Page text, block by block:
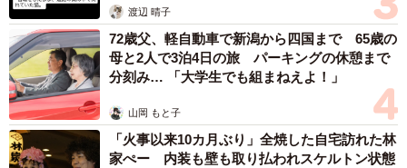
渡辺 晴子
72歳父、軽自動車で新潟から四国まで 65歳の
母と2人で3泊4日の旅 パーキングの休憩まで
分刻み… 「大学生でも組まねえよ！」
山岡 もと子
「火事以来10カ月ぶり」全焼した自宅訪れた林
家ぺー 内装も壁も取り払われスケルトン状態